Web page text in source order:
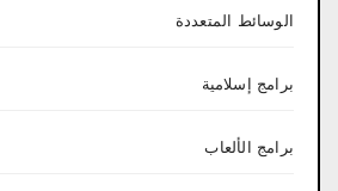
الوسائط المتعددة
برامج إسلامية
برامج الألعاب